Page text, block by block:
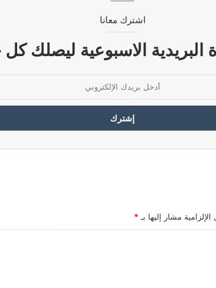
اشترك معانا
الاسبوعية ليصلك كل
مشار إليها بـ *